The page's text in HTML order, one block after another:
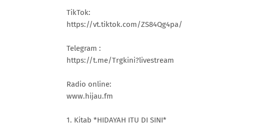
TikTok:
https://vt.tiktok.com/ZS84Qg4pa/
Telegram :
https://t.me/Trgkini?livestream
Radio online:
www.hijau.fm
1. Kitab *HIDAYAH ITU DI SINI*